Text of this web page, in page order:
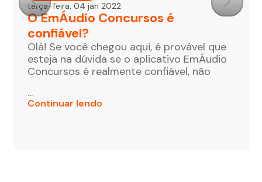
terça-feira, 04 jan 2022
O EmÁudio Concursos é
confiável?
Olá! Se você chegou aqui, é provável que
esteja na dúvida se o aplicativo EmÁudio
Concursos é realmente confiável, não
...
Continuar lendo